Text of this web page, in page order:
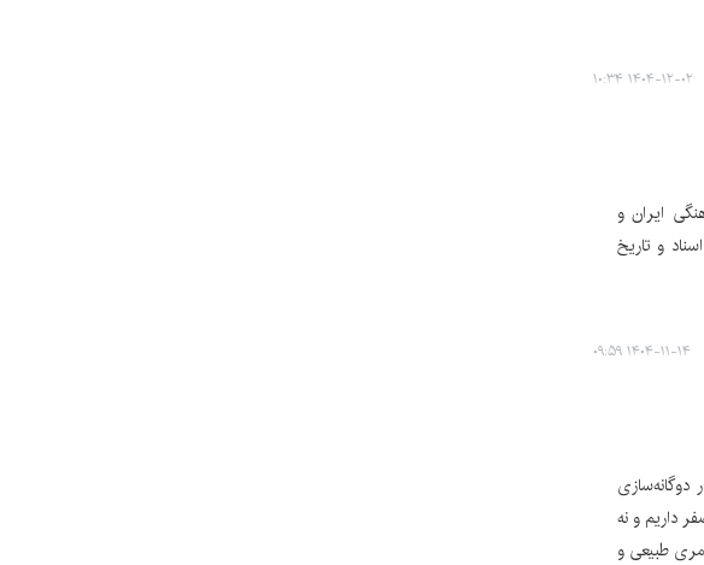
۱۴۰۴-۱۲-۰۲ ۱۰:۳۴
ایران و
و تاریخ
۱۴۰۴-۱۱-۱۴ ۰۹:۵۹
داریم و نه
طبیعی و